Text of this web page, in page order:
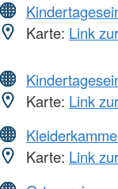
Karte: Link
Karte: Link
Karte: Link